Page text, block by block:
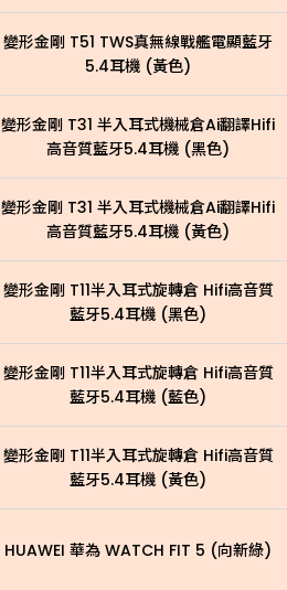
變形金剛 T51 TWS真無線戰艦電顯藍牙
5.4耳機 (黃色)
變形金剛 T31 半入耳式機械倉Ai翻譯Hifi
高音質藍牙5.4耳機 (黑色)
變形金剛 T31 半入耳式機械倉Ai翻譯Hifi
高音質藍牙5.4耳機 (黃色)
變形金剛 T11半入耳式旋轉倉 Hifi高音質
藍牙5.4耳機 (黑色)
變形金剛 T11半入耳式旋轉倉 Hifi高音質
藍牙5.4耳機 (藍色)
變形金剛 T11半入耳式旋轉倉 Hifi高音質
藍牙5.4耳機 (黃色)
HUAWEI 華為 WATCH FIT 5 (向新綠)